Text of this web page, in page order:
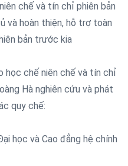
chế và tín chỉ phiên bản
và hoàn thiện, hỗ trợ toàn
bản trước kia
học chế niên chế và tín chỉ
Hà nghiên cứu và phát
quy chế:
học và Cao đẳng hệ chính